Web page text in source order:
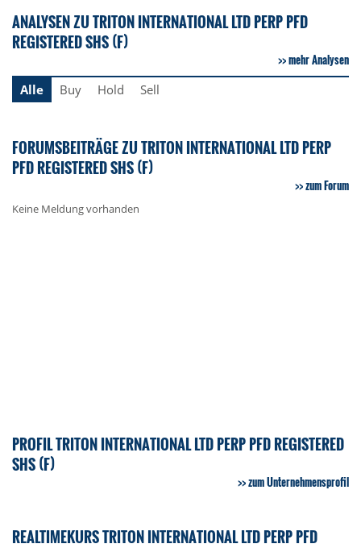
ANALYSEN ZU TRITON INTERNATIONAL LTD PERP PFD
REGISTERED SHS (F)
mehr Analysen
Alle
Buy Hold Sell
FORUMSBEITRÄGE ZU TRITON INTERNATIONAL LTD PERP
PFD REGISTERED SHS (F)
zum Forum
Keine Meldung vorhanden
PROFIL TRITON INTERNATIONAL LTD PERP PFD REGISTERED
SHS (F)
zum Unternehmensprofil
REALTIMEKURS TRITON INTERNATIONAL LTD PERP PFD